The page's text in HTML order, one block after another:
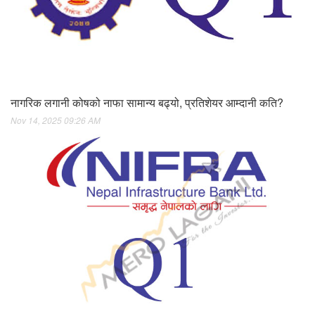
नागरिक लगानी कोषको नाफा सामान्य बढ्यो, प्रतिशेयर आम्दानी कति?
Nov 14, 2025 09:26 AM